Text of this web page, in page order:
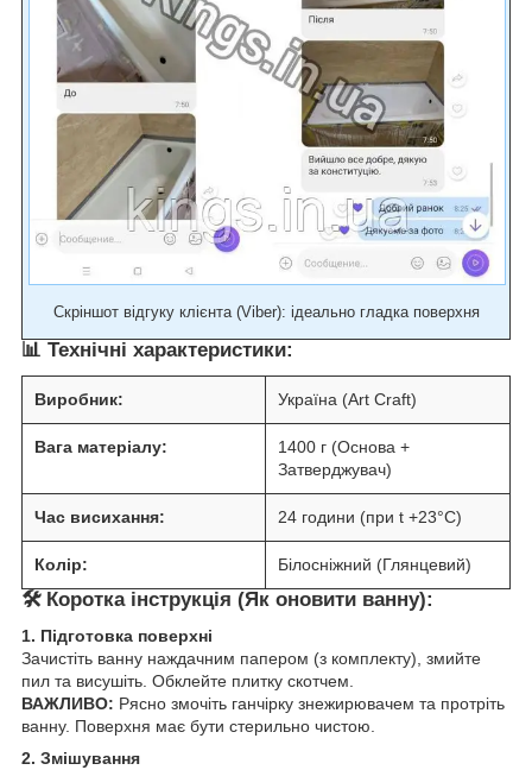
Скріншот відгуку клієнта (Viber): ідеально гладка поверхня
📊 Технічні характеристики:
Виробник: Україна (Art Craft)
Вага матеріалу:
1400 г (Основа +
Затверджувач)
Час висихання: 24 години (при t +23°C)
Колір: Білосніжний (Глянцевий)
🛠 Коротка інструкція (Як оновити ванну):
1. Підготовка поверхні
Зачистіть ванну наждачним папером (з комплекту), змийте
пил та висушіть. Обклейте плитку скотчем.
ВАЖЛИВО: Рясно змочіть ганчірку знежирювачем та протріть
ванну. Поверхня має бути стерильно чистою.
2. Змішування